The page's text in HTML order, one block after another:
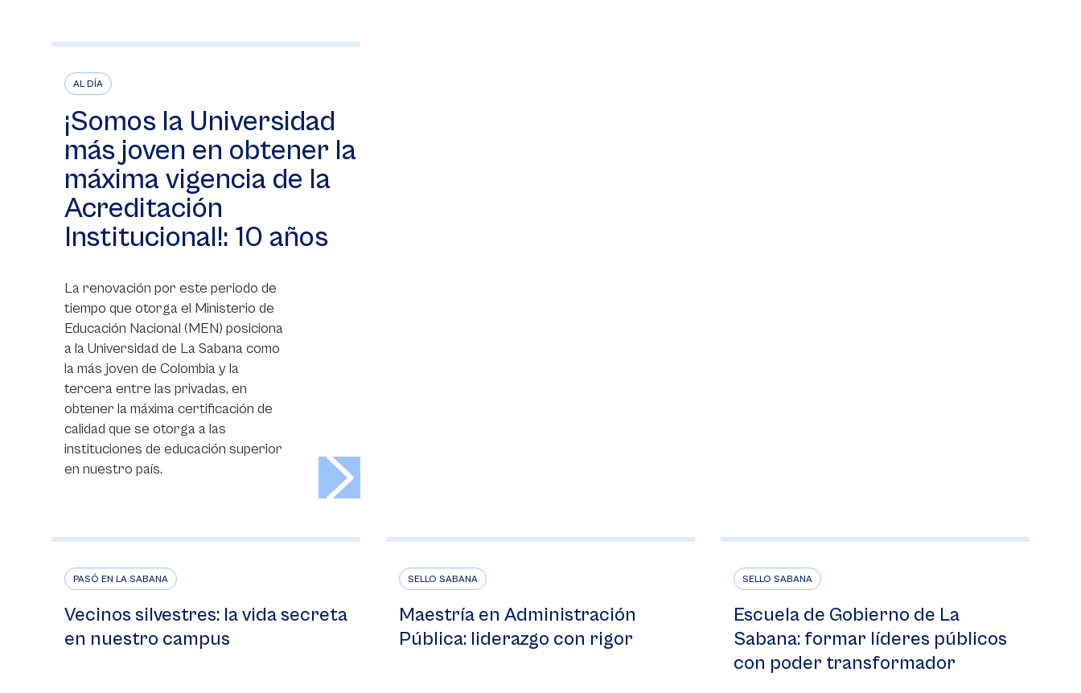
AL DÍA
¡Somos la Universidad
más joven en obtener la
máxima vigencia de la
Acreditación
Institucional!: 10 años
La renovación por este periodo de
tiempo que otorga el Ministerio de
Educación Nacional (MEN) posiciona
a la Universidad de La Sabana como
la más joven de Colombia y la
tercera entre las privadas, en
obtener la máxima certificación de
calidad que se otorga a las
instituciones de educación superior
en nuestro país.
PASÓ EN LA SABANA
Vecinos silvestres: la vida secreta
en nuestro campus
SELLO SABANA
Maestría en Administración
Pública: liderazgo con rigor
SELLO SABANA
Escuela de Gobierno de La
Sabana: formar líderes públicos
con poder transformador